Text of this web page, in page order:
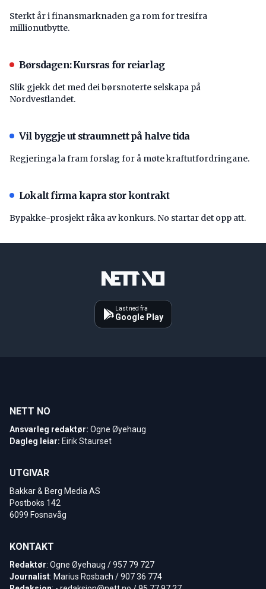
Sterkt år i finansmarknaden ga rom for tresifra
millionutbytte.
Børsdagen: Kursras for reiarlag
Slik gjekk det med dei børsnoterte selskapa på
Nordvestlandet.
Vil byggje ut straumnett på halve tida
Regjeringa la fram forslag for å møte kraftutfordringane.
Lokalt firma kapra stor kontrakt
Bypakke-prosjekt råka av konkurs. No startar det opp att.
Last ned fra
Google Play
NETT NO
Ansvarleg redaktør: Ogne Øyehaug
Dagleg leiar: Eirik Staurset
UTGIVAR
Bakkar & Berg Media AS
Postboks 142
6099 Fosnavåg
KONTAKT
Redaktør: Ogne Øyehaug / 957 79 727
Journalist: Marius Rosbach / 907 36 774